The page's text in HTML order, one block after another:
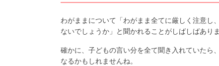
わがままについて「わがまま全てに厳しく注意し
ないでしょうか」と聞かれることがしばしばありま
確かに、子どもの言い分を全て聞き入れていたら
なるかもしれませんね。